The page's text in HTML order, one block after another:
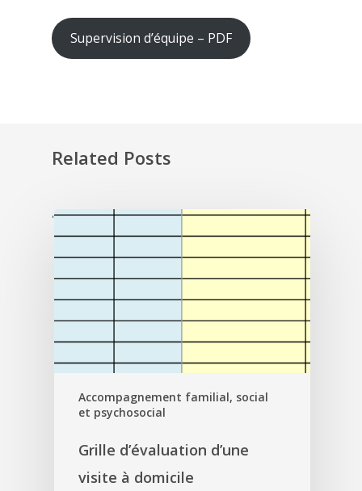
Supervision d’équipe – PDF
Related Posts
'
Accompagnement familial, social
et psychosocial
Grille d’évaluation d’une
visite à domicile